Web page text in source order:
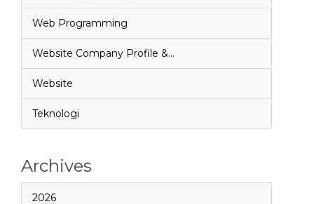
Web Programming
Website Company Profile &…
Website
Teknologi
Archives
2026